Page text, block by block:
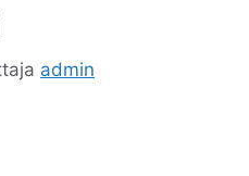
admin